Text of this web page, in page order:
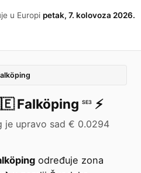
u Europi petak, 7. kolovoza 2026.
Falköping SE3 ⚡️
je upravo sad € 0.0294
određuje zona